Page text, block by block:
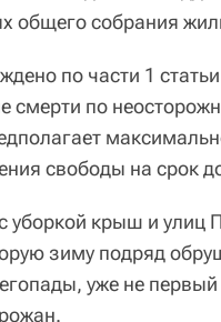
общего собрания
по части 1
смерти по
свободы на срок
уборкой крыш и улиц
зиму подряд
уже не